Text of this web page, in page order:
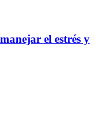
el estrés y